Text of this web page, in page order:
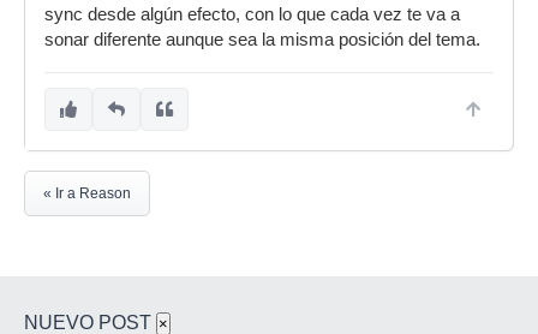
sync desde algún efecto, con lo que cada vez te va a
sonar diferente aunque sea la misma posición del tema.
« Ir a Reason
NUEVO POST ×